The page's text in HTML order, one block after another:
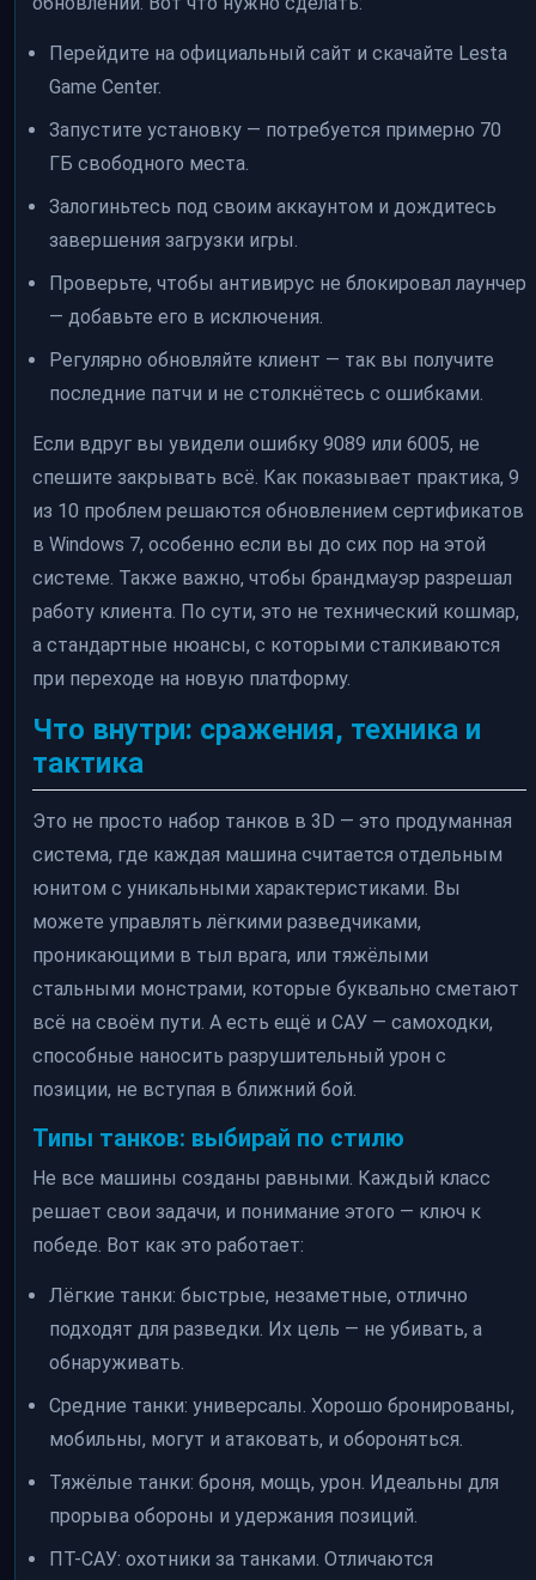
Перейдите на официальный сайт и скачайте Lesta
Game Center.
Запустите установку — потребуется примерно 70
ГБ свободного места.
Залогиньтесь под своим аккаунтом и дождитесь
завершения загрузки игры.
Проверьте, чтобы антивирус не блокировал лаунчер
— добавьте его в исключения.
Регулярно обновляйте клиент — так вы получите
последние патчи и не столкнётесь с ошибками.
Если вдруг вы увидели ошибку 9089 или 6005, не
спешите закрывать всё. Как показывает практика, 9
из 10 проблем решаются обновлением сертификатов
в Windows 7, особенно если вы до сих пор на этой
системе. Также важно, чтобы брандмауэр разрешал
работу клиента. По сути, это не технический кошмар,
а стандартные нюансы, с которыми сталкиваются
при переходе на новую платформу.
Что внутри: сражения, техника и
тактика
Это не просто набор танков в 3D — это продуманная
система, где каждая машина считается отдельным
юнитом с уникальными характеристиками. Вы
можете управлять лёгкими разведчиками,
проникающими в тыл врага, или тяжёлыми
стальными монстрами, которые буквально сметают
всё на своём пути. А есть ещё и САУ — самоходки,
способные наносить разрушительный урон с
позиции, не вступая в ближний бой.
Типы танков: выбирай по стилю
Не все машины созданы равными. Каждый класс
решает свои задачи, и понимание этого — ключ к
победе. Вот как это работает:
Лёгкие танки: быстрые, незаметные, отлично
подходят для разведки. Их цель — не убивать, а
обнаруживать.
Средние танки: универсалы. Хорошо бронированы,
мобильны, могут и атаковать, и обороняться.
Тяжёлые танки: броня, мощь, урон. Идеальны для
прорыва обороны и удержания позиций.
ПТ-САУ: охотники за танками. Отличаются